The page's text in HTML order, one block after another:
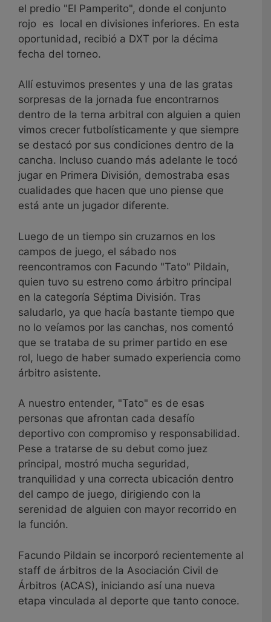
el predio "El Pamperito", donde el conjunto
rojo es local en divisiones inferiores. En esta
oportunidad, recibió a DXT por la décima
fecha del torneo.
Allí estuvimos presentes y una de las gratas
sorpresas de la jornada fue encontrarnos
dentro de la terna arbitral con alguien a quien
vimos crecer futbolísticamente y que siempre
se destacó por sus condiciones dentro de la
cancha. Incluso cuando más adelante le tocó
jugar en Primera División, demostraba esas
cualidades que hacen que uno piense que
está ante un jugador diferente.
Luego de un tiempo sin cruzarnos en los
campos de juego, el sábado nos
reencontramos con Facundo "Tato" Pildain,
quien tuvo su estreno como árbitro principal
en la categoría Séptima División. Tras
saludarlo, ya que hacía bastante tiempo que
no lo veíamos por las canchas, nos comentó
que se trataba de su primer partido en ese
rol, luego de haber sumado experiencia como
árbitro asistente.
A nuestro entender, "Tato" es de esas
personas que afrontan cada desafío
deportivo con compromiso y responsabilidad.
Pese a tratarse de su debut como juez
principal, mostró mucha seguridad,
tranquilidad y una correcta ubicación dentro
del campo de juego, dirigiendo con la
serenidad de alguien con mayor recorrido en
la función.
Facundo Pildain se incorporó recientemente al
staff de árbitros de la Asociación Civil de
Árbitros (ACAS), iniciando así una nueva
etapa vinculada al deporte que tanto conoce.